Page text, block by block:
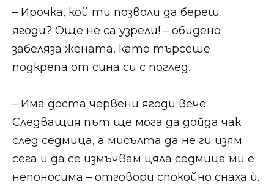
​​​– Ирочка, кой ти позволи да береш
ягоди? Още не са узрели! – обидено
забеляза жената, като търсеше
подкрепа от сина си с поглед.​​
​​​– Има доста червени ягоди вече.
Следващия път ще мога да дойда чак
след седмица, а мисълта да не ги изям
сега и да се измъчвам цяла седмица ми е
непоносима – отговори спокойно снаха ѝ.​​